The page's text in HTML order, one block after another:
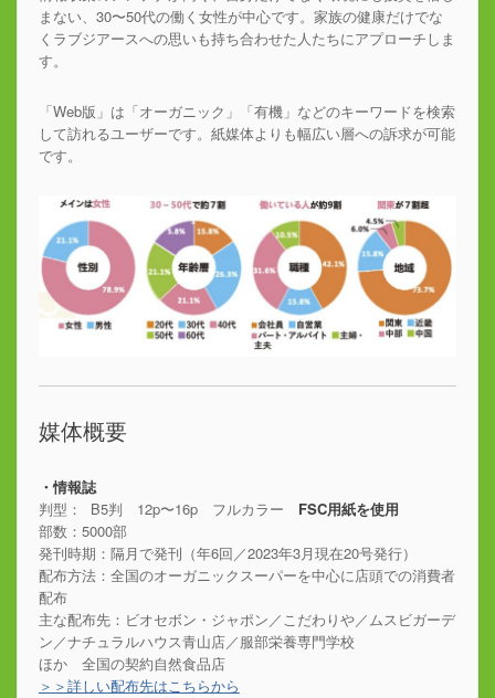
まない、30〜50代の働く女性が中心です。家族の健康だけでな
くラブジアースへの思いも持ち合わせた人たちにアプローチしま
す。
「Web版」は「オーガニック」「有機」などのキーワードを検索
して訪れるユーザーです。紙媒体よりも幅広い層への訴求が可能
です。
媒体概要
・情報誌
判型： B5判 12p〜16p フルカラー FSC用紙を使用
部数：5000部
発刊時期：隔月で発刊（年6回／2023年3月現在20号発行）
配布方法：全国のオーガニックスーパーを中心に店頭での消費者
配布
主な配布先：ビオセボン・ジャポン／こだわりや／ムスビガーデ
ン／ナチュラルハウス青山店／服部栄養専門学校
ほか 全国の契約自然食品店
＞＞詳しい配布先はこちらから